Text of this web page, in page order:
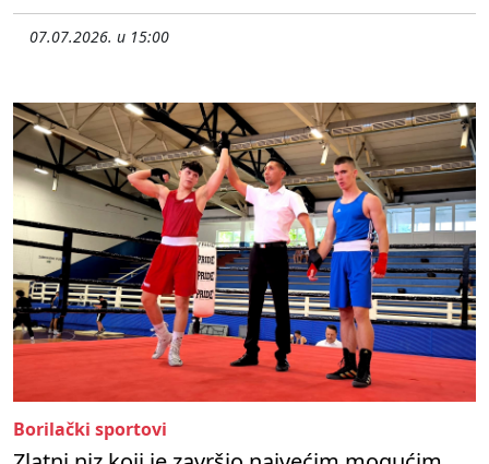
07.07.2026. u 15:00
Borilački sportovi